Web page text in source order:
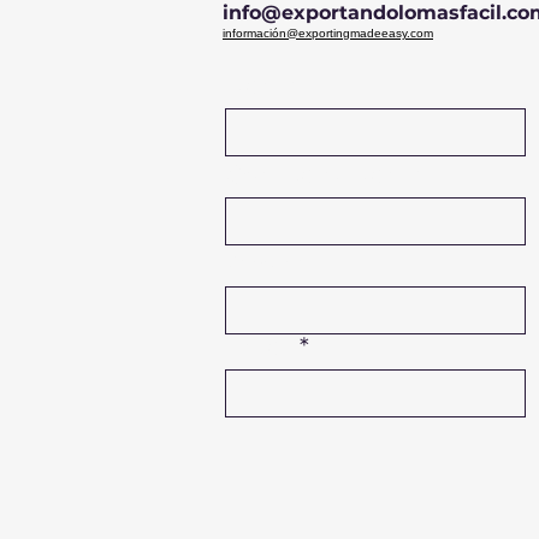
información@exportingmadeeasy.com